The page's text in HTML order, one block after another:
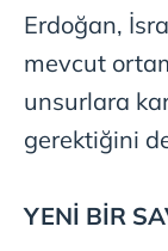
Erdoğan,
mevcut
unsurlara
gerektiğini
YENİ BİR